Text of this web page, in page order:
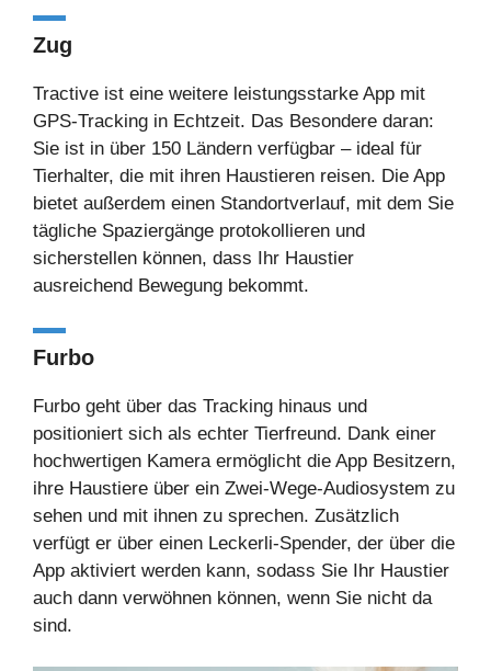
Zug
Tractive ist eine weitere leistungsstarke App mit
GPS-Tracking in Echtzeit. Das Besondere daran:
Sie ist in über 150 Ländern verfügbar – ideal für
Tierhalter, die mit ihren Haustieren reisen. Die App
bietet außerdem einen Standortverlauf, mit dem Sie
tägliche Spaziergänge protokollieren und
sicherstellen können, dass Ihr Haustier
ausreichend Bewegung bekommt.
Furbo
Furbo geht über das Tracking hinaus und
positioniert sich als echter Tierfreund. Dank einer
hochwertigen Kamera ermöglicht die App Besitzern,
ihre Haustiere über ein Zwei-Wege-Audiosystem zu
sehen und mit ihnen zu sprechen. Zusätzlich
verfügt er über einen Leckerli-Spender, der über die
App aktiviert werden kann, sodass Sie Ihr Haustier
auch dann verwöhnen können, wenn Sie nicht da
sind.